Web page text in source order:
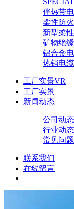
伴热带
柔性防
新型柔
矿物绝
铝合金
热销电缆
工厂实景VR
工厂实景
新闻动态
公司动态
行业动态
常见问题
联系我们
在线留言